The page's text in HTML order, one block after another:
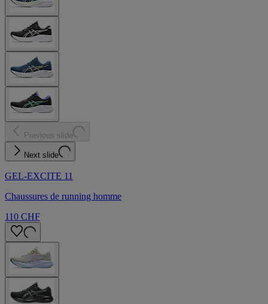
Previous slide
Next slide
GEL-EXCITE 11
Chaussures de running homme
110 CHF